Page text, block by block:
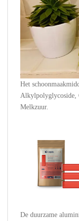
Het
Alkylpolyglycoside,
Melkzuur.
De duurzame